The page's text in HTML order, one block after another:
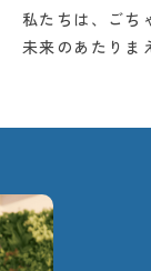
私たちは、ごち
未来のあたりま